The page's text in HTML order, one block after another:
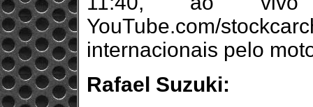
YouTube.com/
internacionais pelo
Rafael Suzuki: